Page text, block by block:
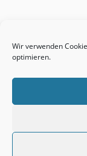
Wir verwenden
optimieren.